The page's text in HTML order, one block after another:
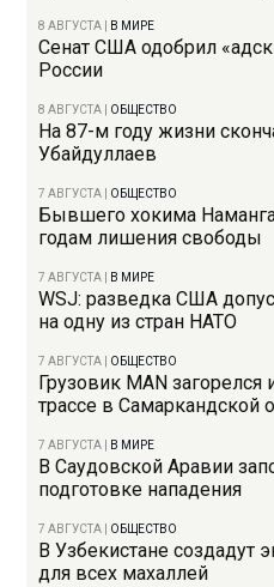
8 АВГУСТА В МИРЕ
Сенат США одобрил
России
8 АВГУСТА ОБЩЕСТВО
На 87-м году жизни
Убайдуллаев
7 АВГУСТА ОБЩЕСТВО
Бывшего хокима
годам лишения свободы
7 АВГУСТА В МИРЕ
WSJ: разведка США
на одну из стран НАТО
7 АВГУСТА ОБЩЕСТВО
Грузовик MAN загорелся
трассе в Самаркандской
7 АВГУСТА В МИРЕ
В Саудовской Аравии
подготовке нападения
7 АВГУСТА ОБЩЕСТВО
В Узбекистане создадут
для всех махаллей